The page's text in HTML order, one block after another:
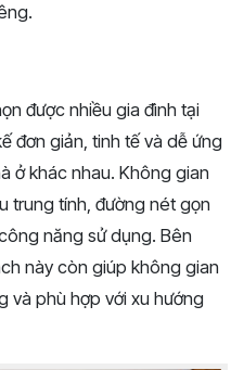
được nhiều gia đình tại
đơn giản, tinh tế và dễ ứng
ở khác nhau. Không gian
trung tính, đường nét gọn
năng sử dụng. Bên
này còn giúp không gian
và phù hợp với xu hướng